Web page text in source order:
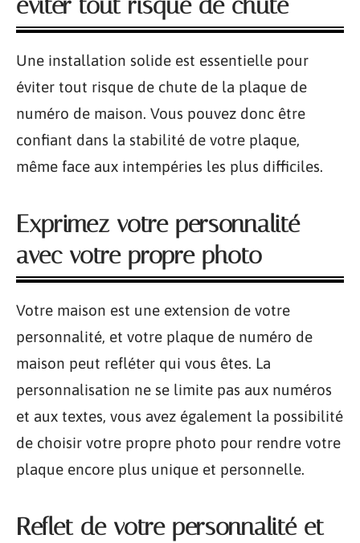
Une installation solide est essentielle pour
éviter tout risque de chute de la plaque de
numéro de maison. Vous pouvez donc être
confiant dans la stabilité de votre plaque,
même face aux intempéries les plus difficiles.
Exprimez votre personnalité
avec votre propre photo
Votre maison est une extension de votre
personnalité, et votre plaque de numéro de
maison peut refléter qui vous êtes. La
personnalisation ne se limite pas aux numéros
et aux textes, vous avez également la possibilité
de choisir votre propre photo pour rendre votre
plaque encore plus unique et personnelle.
Reflet de votre personnalité et